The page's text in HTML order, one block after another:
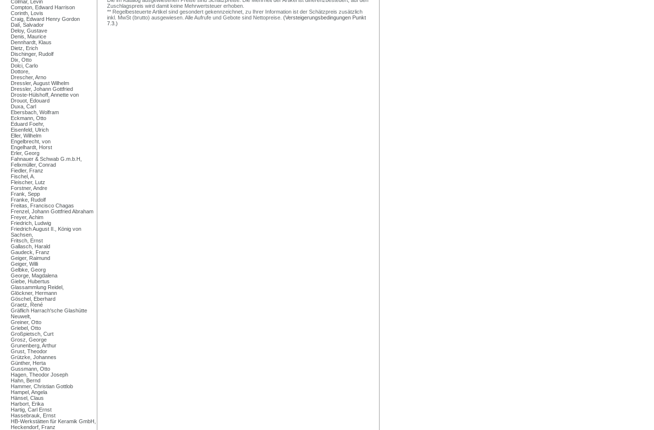
Colmar, Levin
Compton, Edward Harrison
Corinth, Lovis
Craig, Edward Henry Gordon
Dalí, Salvador
Deloy, Gustave
Denis, Maurice
Dennhardt, Klaus
Dietz, Erich
Dischinger, Rudolf
Dix, Otto
Dolci, Carlo
Dottore,
Drescher, Arno
Dressler, August Wilhelm
Dressler, Johann Gottfried
Droste-Hülshoff, Annette von
Drouot, Edouard
Duxa, Carl
Ebersbach, Wolfram
Eckmann, Otto
Eduard Foehr,
Eisenfeld, Ulrich
Eller, Wilhelm
Engelbrecht, von
Engelhardt, Horst
Erler, Georg
Fahnauer & Schwab G.m.b.H,
Felixmüller, Conrad
Fiedler, Franz
Fischel, A.
Fleischer, Lutz
Forstner, Andre
Frank, Sepp
Franke, Rudolf
Freitas, Francisco Chagas
Frenzel, Johann Gottfried Abraham
Freyer, Achim
Friedrich, Ludwig
Friedrich August II., König von
Sachsen,
Fritsch, Ernst
Gallasch, Harald
Gaudeck, Franz
Geiger, Raimund
Geiger, Willi
Gelbke, Georg
George, Magdalena
Giebe, Hubertus
Glassammlung Reidel,
Glöckner, Hermann
Göschel, Eberhard
Graetz, René
Gräflich Harrach'sche Glashütte
Neuwelt,
Greiner, Otto
Griebel, Otto
Großpietsch, Curt
Grosz, George
Grunenberg, Arthur
Grust, Theodor
Grützke, Johannes
Günther, Herta
Gussmann, Otto
Hagen, Theodor Joseph
Hahn, Bernd
Hammer, Christian Gottlob
Hampel, Angela
Hänsel, Claus
Harbort, Erika
Hartig, Carl Ernst
Hassebrauk, Ernst
HB-Werkstätten für Keramik GmbH,
Heckendorf, Franz
Zuschlagspreis wird damit keine Mehrwertsteuer erhoben.
** Regelbesteuerte Artikel sind gesondert gekennzeichnet, zu Ihrer Information ist der Schätzpreis zusätzlich
inkl. MwSt (brutto) ausgewiesen. Alle Aufrufe und Gebote sind Nettopreise. (Versteigerungsbedingungen Punkt
7.3.)